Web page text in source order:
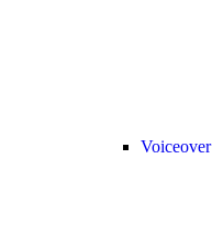
Voiceover